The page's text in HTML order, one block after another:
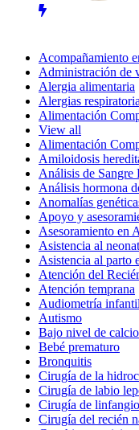
Acompañamiento
Administración de
Alergia alimentaria
Alergias
Alimentación
View all
Alimentación
Amiloidosis
Análisis de Sangre
Análisis hormona
Anomalías
Apoyo y
Asesoramiento en
Asistencia al
Asistencia al parto
Atención del
Atención temprana
Audiometría infantil
Autismo
Bajo nivel de
Bebé prematuro
Bronquitis
Cirugía de la
Cirugía de labio
Cirugía de
Cirugía del recién